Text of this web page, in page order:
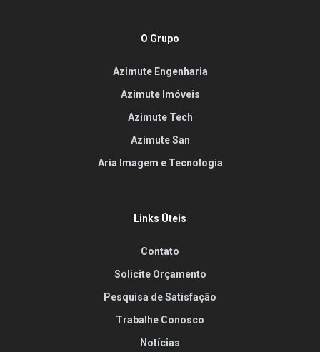
O Grupo
Azimute Engenharia
Azimute Imóveis
Azimute Tech
Azimute San
Aria Imagem e Tecnologia
Links Úteis
Contato
Solicite Orçamento
Pesquisa de Satisfação
Trabalhe Conosco
Notícias